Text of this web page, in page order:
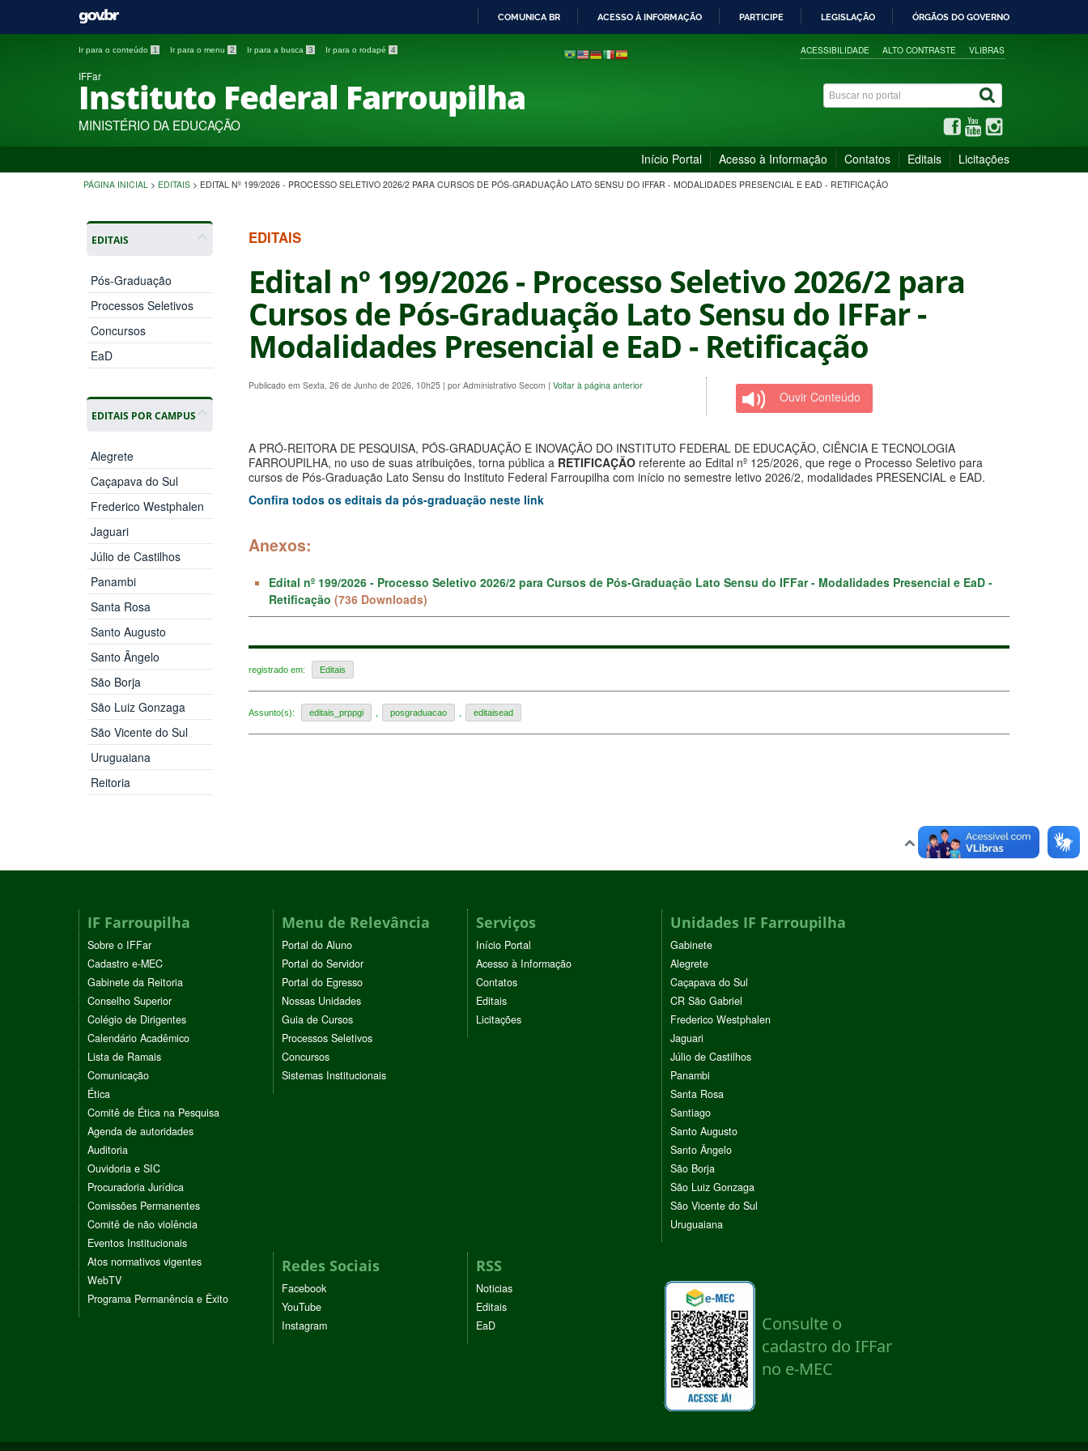
PARA
COMUNICA BR ACESSO À INFORMAÇÃO PARTICIPE LEGISLAÇÃO ÓRGÃOS DO GOVERNO
Ir para o conteúdo 1 Ir para o menu 2 Ir para a busca 3 Ir para o rodapé 4 ACESSIBILIDADE ALTO CONTRASTE VLIBRAS
IFFar
Instituto Federal Farroupilha
MINISTÉRIO DA EDUCAÇÃO
Início Portal Acesso à Informação Contatos Editais Licitações
PÁGINA INICIAL > EDITAIS > EDITAL Nº 199/2026 - PROCESSO SELETIVO 2026/2 PARA CURSOS DE PÓS-GRADUAÇÃO LATO SENSU DO IFFAR - MODALIDADES PRESENCIAL E EAD - RETIFICAÇÃO
EDITAIS
Pós-Graduação
Processos Seletivos
Concursos
EaD
EDITAIS POR CAMPUS
Alegrete
Caçapava do Sul
Frederico Westphalen
Jaguari
Júlio de Castilhos
Panambi
Santa Rosa
Santo Augusto
Santo Ângelo
São Borja
São Luiz Gonzaga
São Vicente do Sul
Uruguaiana
Reitoria
EDITAIS
Edital nº 199/2026 - Processo Seletivo 2026/2 para
Cursos de Pós-Graduação Lato Sensu do IFFar -
Modalidades Presencial e EaD - Retificação
Publicado em Sexta, 26 de Junho de 2026, 10h25 | por Administrativo Secom | Voltar à página anterior
Ouvir Conteúdo
A PRÓ-REITORA DE PESQUISA, PÓS-GRADUAÇÃO E INOVAÇÃO DO INSTITUTO FEDERAL DE EDUCAÇÃO, CIÊNCIA E TECNOLOGIA
FARROUPILHA, no uso de suas atribuições, torna pública a RETIFICAÇÃO referente ao Edital nº 125/2026, que rege o Processo Seletivo para
cursos de Pós-Graduação Lato Sensu do Instituto Federal Farroupilha com início no semestre letivo 2026/2, modalidades PRESENCIAL e EAD.
Confira todos os editais da pós-graduação neste link
Anexos:
Edital nº 199/2026 - Processo Seletivo 2026/2 para Cursos de Pós-Graduação Lato Sensu do IFFar - Modalidades Presencial e EaD -
Retificação (736 Downloads)
registrado em: Editais
Assunto(s): editais_prppgi posgraduacao editaisead
Voltar para o topo
IF Farroupilha
Sobre o IFFar
Cadastro e-MEC
Gabinete da Reitoria
Conselho Superior
Colégio de Dirigentes
Calendário Acadêmico
Lista de Ramais
Comunicação
Ética
Comitê de Ética na Pesquisa
Agenda de autoridades
Auditoria
Ouvidoria e SIC
Procuradoria Jurídica
Comissões Permanentes
Comitê de não violência
Eventos Institucionais
Atos normativos vigentes
WebTV
Programa Permanência e Êxito
Menu de Relevância
Portal do Aluno
Portal do Servidor
Portal do Egresso
Nossas Unidades
Guia de Cursos
Processos Seletivos
Concursos
Sistemas Institucionais
Serviços
Início Portal
Acesso à Informação
Contatos
Editais
Licitações
Unidades IF Farroupilha
Gabinete
Alegrete
Caçapava do Sul
CR São Gabriel
Frederico Westphalen
Jaguari
Júlio de Castilhos
Panambi
Santa Rosa
Santiago
Santo Augusto
Santo Ângelo
São Borja
São Luiz Gonzaga
São Vicente do Sul
Uruguaiana
Redes Sociais
Facebook
YouTube
Instagram
RSS
Noticias
Editais
EaD